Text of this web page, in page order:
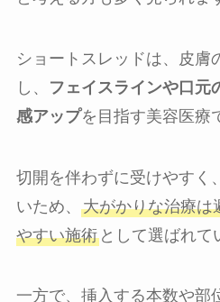
ショートスレッドは、皮膚
し、
フェイスラインや口元
感アップを目指す美容医療
切開を伴わずに受けやすく
いため、 大がかりな治療は
やすい施術として選ばれて
一方で、挿入する本数や部